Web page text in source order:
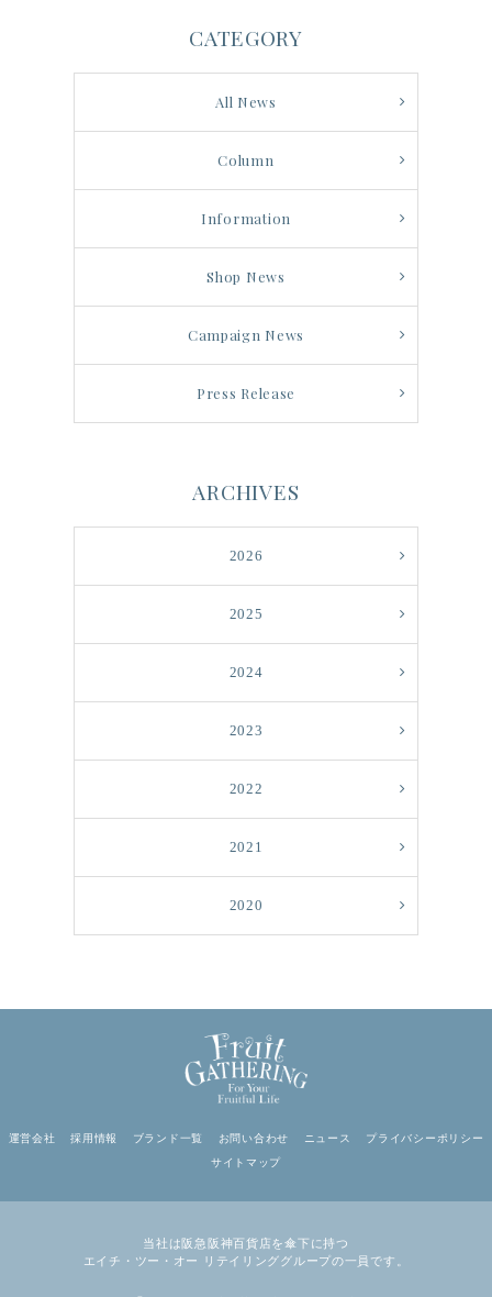
CATEGORY
All News
Column
Information
Shop News
Campaign News
Press Release
ARCHIVES
2026
2025
2024
2023
2022
2021
2020
運営会社 採用情報 ブランド一覧 お問い合わせ ニュース
プライバシーポリシー
サイトマップ
当社は阪急阪神百貨店を傘下に持つ
エイチ・ツー・オー リテイリンググループの一員です。